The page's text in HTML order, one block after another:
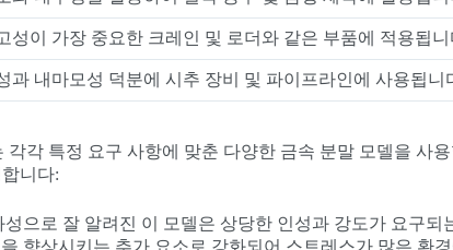
성이 가장 중요한 크레인 및 로더와 같은 부품에 적용됩니
과 내마모성 덕분에 시추 장비 및 파이프라인에 사용됩니
각각 특정 요구 사항에 맞춘 다양한 금속 분말 모델을 사
니다:
성으로 잘 알려진 이 모델은 상당한 인성과 강도가 요구되